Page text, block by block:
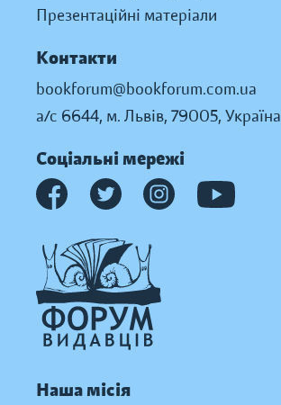
Презентаційні матеріали
Контакти
bookforum@bookforum.com.ua
а/с 6644, м. Львів, 79005, Україна
Соціальні мережі
Наша місія